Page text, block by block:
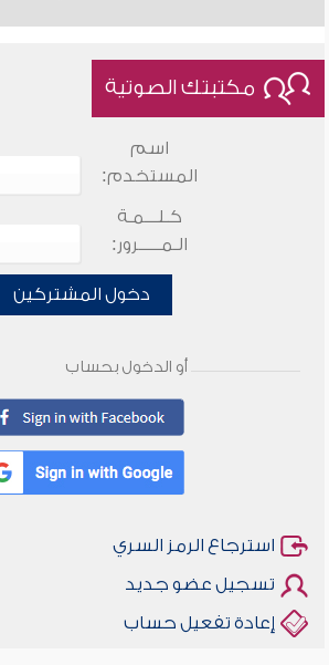
مكتبتك الصوتية
اسم
المستخدم:
كـلـــمـة
الـمـــــرور:
دخول المشتركين
أو الدخول بحساب
استرجاع الرمز السري
تسجيل عضو جديد
إعادة تفعيل حساب